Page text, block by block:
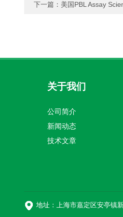
下一篇： 美国PBL Assay
关于我们
公司简介
新闻动态
技术文章